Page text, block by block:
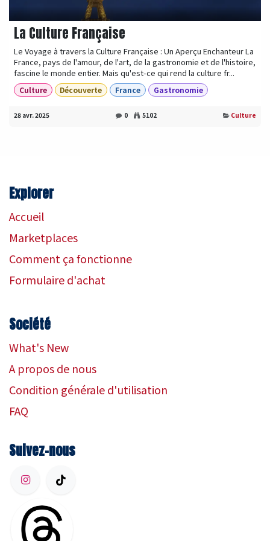
La Culture Française
Le Voyage à travers la Culture Française : Un Aperçu Enchanteur La
France, pays de l'amour, de l'art, de la gastronomie et de l'histoire,
fascine le monde entier. Mais qu'est-ce qui rend la culture fr...
Culture Découverte France Gastronomie
28 avr. 2025 0 5102 Culture
Explorer
​Accueil
Marketplaces
Comment ça fonctionne
Formulaire d'achat
Société
What's New
A propos de nous
Condition générale d'utilisation
FAQ
Suivez-nous